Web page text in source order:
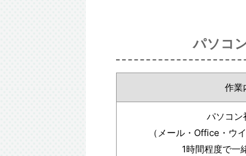
パソコ
作業
パソコン
（メール・Office・ウ
1時間程度で一